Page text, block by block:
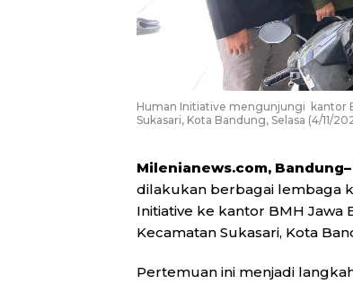
Human Initiative mengunjungi kantor
Sukasari, Kota Bandung, Selasa (4/11/
Milenianews.com, Bandung–
dilakukan berbagai lembaga
Initiative ke kantor BMH Jawa
Kecamatan Sukasari, Kota
Pertemuan ini menjadi